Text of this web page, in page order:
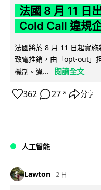
法國 8 月 11 日
Cold Call 違規
法國將於 8 月 11 日起實
致電推銷，由「opt-out」
機制。違...
閱讀全文
362 27 ↗ 分享
人工智能
Lawton 2 日